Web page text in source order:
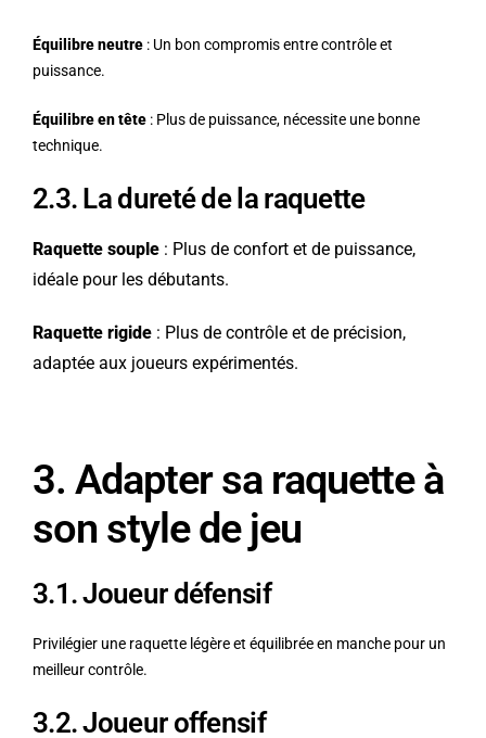
Équilibre neutre : Un bon compromis entre contrôle et
puissance.
Équilibre en tête : Plus de puissance, nécessite une bonne
technique.
2.3. La dureté de la raquette
Raquette souple : Plus de confort et de puissance,
idéale pour les débutants.
Raquette rigide : Plus de contrôle et de précision,
adaptée aux joueurs expérimentés.
3. Adapter sa raquette à
son style de jeu
3.1. Joueur défensif
Privilégier une raquette légère et équilibrée en manche pour un
meilleur contrôle.
3.2. Joueur offensif